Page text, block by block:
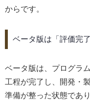
からです。
ベータ版は「評価完
ベータ版は、プログラ
工程が完了し、開発・
準備が整った状態であり